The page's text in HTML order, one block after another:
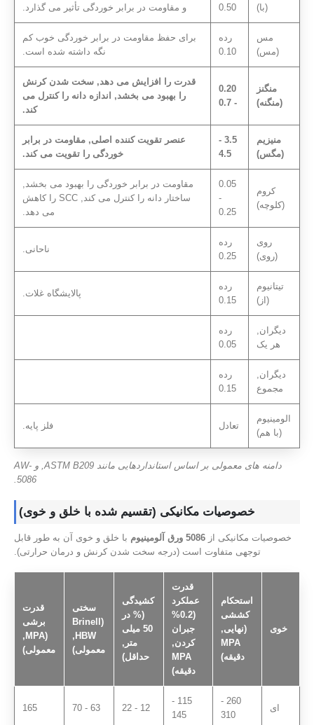
(با)
0.50
و مقاومت در برابر خوردگی تأثیر می گذارد.
مس
(مس)
رده
0.10
برای حفظ مقاومت در برابر خوردگی خوب کم
نگه داشته شده است.
منگنز
(منگنه)
0.20
- 0.7
قدرت را افزایش می دهد, سخت شدن کرنش
را بهبود می بخشد, اندازه دانه را کنترل می
کند.
منیزیم
(مگس)
3.5 -
4.5
عنصر تقویت کننده اصلی, مقاومت در برابر
خوردگی را تقویت می کند.
کروم
(کلوچه)
0.05
-
0.25
مقاومت در برابر خوردگی را بهبود می بخشد,
ساختار دانه را کنترل می کند, SCC را کاهش
می دهد.
روی
(روی)
رده
0.25
ناحانی.
تیتانیوم
(از)
رده
0.15
پالایشگاه غلات.
دیگران,
هر یک
رده
0.05
دیگران,
مجموع
رده
0.15
الومینیوم
(با هم)
تعادل فلز پایه.
دامنه های معمولی بر اساس استانداردهایی مانند ASTM B209, و AW-
5086.
خصوصیات مکانیکی (تقسیم شده با خلق و خوی)
خصوصیات مکانیکی از 5086 ورق آلومینیوم
با خلق و خوی آن به طور قابل
توجهی متفاوت است (درجه سخت شدن کرنش و درمان حرارتی).
خوی
استحکام
کششی
(نهایی,
MPA
دقیقه)
قدرت
عملکرد
(0.2%
جبران
کردن,
MPA
دقیقه)
کشیدگی
(% در
50 میلی
متر,
حداقل)
سختی
(Brinell
HBW,
معمولی)
قدرت
برشی
(MPA,
معمولی)
ای
260 -
310
115 -
145
12 - 22
63 - 70
165